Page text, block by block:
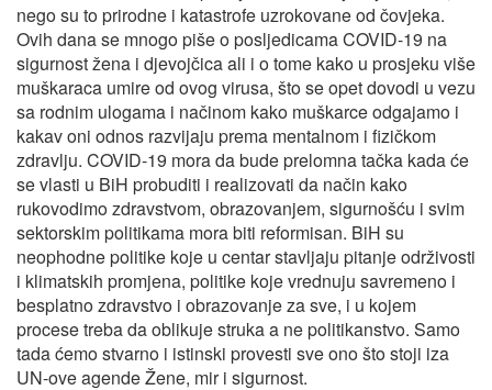
nego su to prirodne i katastrofe uzrokovane od čovjeka.
Ovih dana se mnogo piše o posljedicama COVID-19 na
sigurnost žena i djevojčica ali i o tome kako u prosjeku više
muškaraca umire od ovog virusa, što se opet dovodi u vezu
sa rodnim ulogama i načinom kako muškarce odgajamo i
kakav oni odnos razvijaju prema mentalnom i fizičkom
zdravlju. COVID-19 mora da bude prelomna tačka kada će
se vlasti u BiH probuditi i realizovati da način kako
rukovodimo zdravstvom, obrazovanjem, sigurnošću i svim
sektorskim politikama mora biti reformisan. BiH su
neophodne politike koje u centar stavljaju pitanje održivosti
i klimatskih promjena, politike koje vrednuju savremeno i
besplatno zdravstvo i obrazovanje za sve, i u kojem
procese treba da oblikuje struka a ne politikanstvo. Samo
tada ćemo stvarno i istinski provesti sve ono što stoji iza
UN-ove agende Žene, mir i sigurnost.